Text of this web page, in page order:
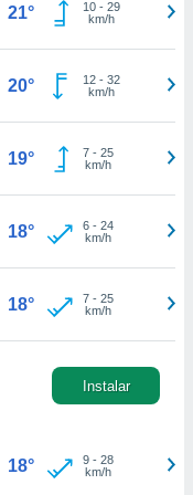
21° 10- 29
km/h
20° 12- 32
km/h
19° 7- 25
km/h
18° 6- 24
km/h
18° 7- 25
km/h
Instalar
18° 9- 28
km/h